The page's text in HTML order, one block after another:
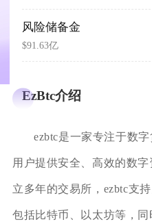
风险储备金
$91.63亿
EzBtc介绍
ezbtc是一家专注于数
用户提供安全、高效的数
立多年的交易所，ezbtc支
包括比特币、以太坊等，同